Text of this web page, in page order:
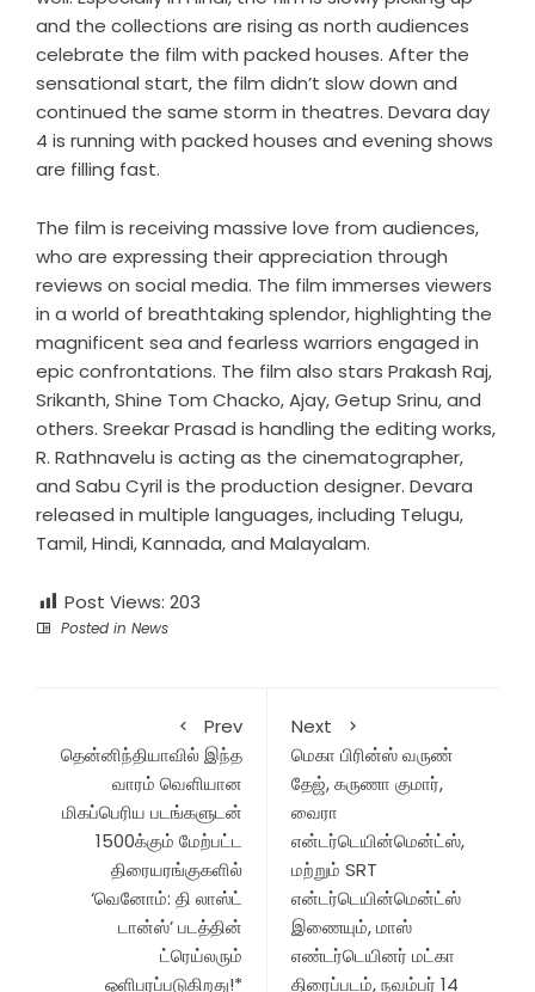
and the collections are rising as north audiences
celebrate the film with packed houses. After the
sensational start, the film didn’t slow down and
continued the same storm in theatres. Devara day
4 is running with packed houses and evening shows
are filling fast.
The film is receiving massive love from audiences,
who are expressing their appreciation through
reviews on social media. The film immerses viewers
in a world of breathtaking splendor, highlighting the
magnificent sea and fearless warriors engaged in
epic confrontations. The film also stars Prakash Raj,
Srikanth, Shine Tom Chacko, Ajay, Getup Srinu, and
others. Sreekar Prasad is handling the editing works,
R. Rathnavelu is acting as the cinematographer,
and Sabu Cyril is the production designer. Devara
released in multiple languages, including Telugu,
Tamil, Hindi, Kannada, and Malayalam.
Post Views: 203
Posted in News
Prev
தென்னிந்தியாவில் இந்த
வாரம் வெளியான
மிகப்பெரிய படங்களுடன்
1500க்கும் மேற்பட்ட
திரையரங்குகளில்
‘வெனோம்: தி லாஸ்ட்
டான்ஸ்’ படத்தின்
ட்ரெய்லரும்
ஒளிபரப்படுகிறது!*
Next
மெகா பிரின்ஸ் வருண்
தேஜ், கருணா குமார்,
வைரா
என்டர்டெயின்மென்ட்ஸ்,
மற்றும் SRT
என்டர்டெயின்மென்ட்ஸ்
இணையும், மாஸ்
எண்டர்டெயினர் மட்கா
திரைப்படம், நவம்பர் 14